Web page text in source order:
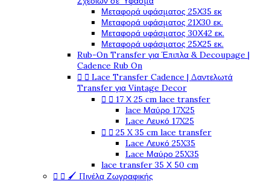
Μεταφορά υφάσματος 25Χ35 εκ
Μεταφορά υφάσματος 21Χ30 εκ.
Μεταφορά υφάσματος 30Χ42 εκ.
Μεταφορά υφάσματος 25Χ25 εκ.
Rub-On Transfer για Έπιπλα & Decoupage |
Cadence Rub On
  Lace Transfer Cadence | Δαντελωτά
Transfer για Vintage Decor
  17 Χ 25 cm lace transfer
lace Μαύρο 17X25
Lace Λευκό 17X25
  25 X 35 cm lace transfer
Lace Λευκό 25X35
Lace Μαύρο 25X35
lace transfer 35 Χ 50 cm
  🖌️ Πινέλα Ζωγραφικής